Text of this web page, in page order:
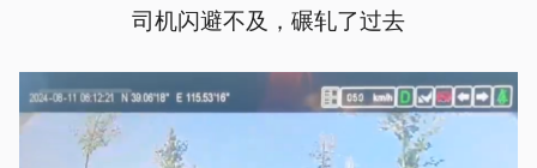
司机闪避不及，碾轧了过去